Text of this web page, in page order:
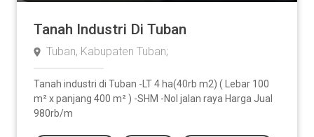
Tanah Industri Di Tuban
Tuban, Kabupaten Tuban;
Tanah industri di Tuban -LT 4 ha(40rb m2) ( Lebar 100
m² x panjang 400 m² ) -SHM -Nol jalan raya Harga Jual
980rb/m